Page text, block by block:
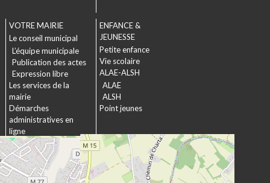
VOTRE MAIRIE
Le conseil municipal
L’équipe municipale
Publication des actes
Expression libre
Les services de la
mairie
Démarches
administratives en
ligne
Formulaires
Marchés publics
ENFANCE &
JEUNESSE
Petite enfance
Vie scolaire
ALAE-ALSH
ALAE
ALSH
Point jeunes
SOCIAL &
SOLIDARITÉ
Actions municipales